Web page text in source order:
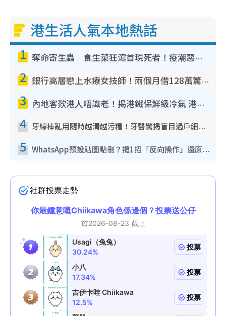
e
o
港生活人氣本地熱話
1 奪命寄生蟲｜食生菜狂瀉首現死者！疫潮惡化錄1.8萬宗病例 揭洗菜3大謬誤
2 銀行高層戀上水療女技師！兩個月借128萬驚覺「沉船」沉落火海 揭背後疑似邪教操控賣淫
3 內地客歎港人唔識老！揭港鐵保鮮級冷氣 港人求放過：咪投訴
4 牙線棒亂用隨時越清越污糟！牙醫驚揭盲目過戶細菌恐致蛀牙：呢種先係日常真保養
5 WhatsApp預設貼圖點刪？揭1招「反向操作」還原簡潔介面 附3步實測教學